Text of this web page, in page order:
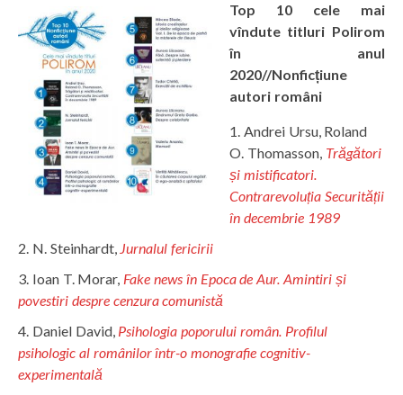
Top 10 cele mai
vîndute titluri Polirom
în anul
2020//Nonficțiune
autori români
Andrei Ursu, Roland
O. Thomasson, Trăgători
și mistificatori.
Contrarevoluția Securității
în decembrie 1989
N. Steinhardt, Jurnalul fericirii
Ioan T. Morar, Fake news în Epoca de Aur. Amintiri și
povestiri despre cenzura comunistă
Daniel David, Psihologia poporului român. Profilul
psihologic al românilor într-o monografie cognitiv-
experimentală